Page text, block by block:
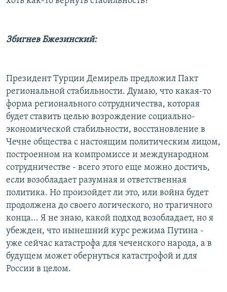
Збигнев Бжезинский:
Президент Турции Демирель предложил Пакт
региональной стабильности. Думаю, что какая-то
форма регионального сотрудничества, которая
будет ставить целью возрождение социально-
экономической стабильности, восстановление в
Чечне общества с настоящим политическим лицом,
построенном на компромиссе и международном
сотрудничестве - всего этого еще можно достичь,
если возобладает разумная и ответственная
политика. Но произойдет ли это, или война будет
продолжена до своего логического, но трагичного
конца... Я не знаю, какой подход возобладает, но я
убежден, что нынешний курс режима Путина -
уже сейчас катастрофа для чеченского народа, а в
будущем может обернуться катастрофой и для
России в целом.